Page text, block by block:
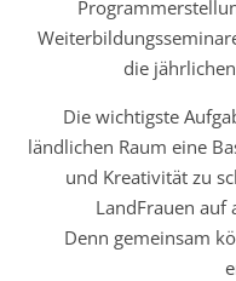
die
Die wichtigste
ländlichen Raum eine
und Kreativität zu
LandFrauen auf
Denn gemeinsam